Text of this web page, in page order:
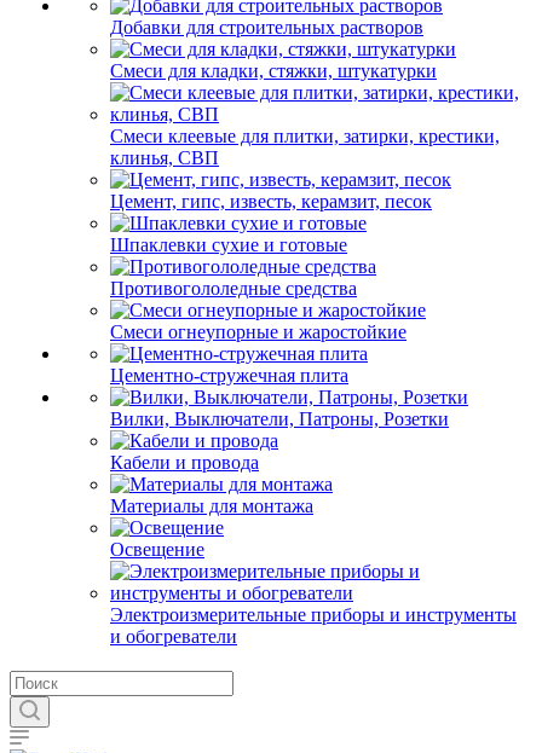
Добавки для строительных растворов
Смеси для кладки, стяжки, штукатурки
Смеси клеевые для плитки, затирки, крестики,
клинья, СВП
Цемент, гипс, известь, керамзит, песок
Шпаклевки сухие и готовые
Противогололедные средства
Смеси огнеупорные и жаростойкие
Цементно-стружечная плита
Вилки, Выключатели, Патроны, Розетки
Кабели и провода
Материалы для монтажа
Освещение
Электроизмерительные приборы и инструменты
и обогреватели